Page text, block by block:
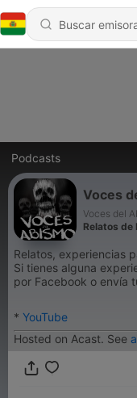
Podcasts
Voces
Voces del
Relatos de
Relatos, experiencias
Si tienes alguna
por Facebook o envía
* YouTube
Hosted on Acast. See